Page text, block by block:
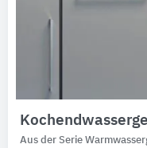
Aus der Serie